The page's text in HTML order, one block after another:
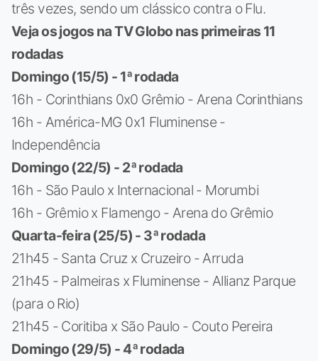
três vezes, sendo um clássico contra o Flu.
Veja os jogos na TV Globo nas primeiras 11
rodadas
Domingo (15/5) - 1ª rodada
16h - Corinthians 0x0 Grêmio - Arena Corinthians
16h - América-MG 0x1 Fluminense -
Independência
Domingo (22/5) - 2ª rodada
16h - São Paulo x Internacional - Morumbi
16h - Grêmio x Flamengo - Arena do Grêmio
Quarta-feira (25/5) - 3ª rodada
21h45 - Santa Cruz x Cruzeiro - Arruda
21h45 - Palmeiras x Fluminense - Allianz Parque
(para o Rio)
21h45 - Coritiba x São Paulo - Couto Pereira
Domingo (29/5) - 4ª rodada